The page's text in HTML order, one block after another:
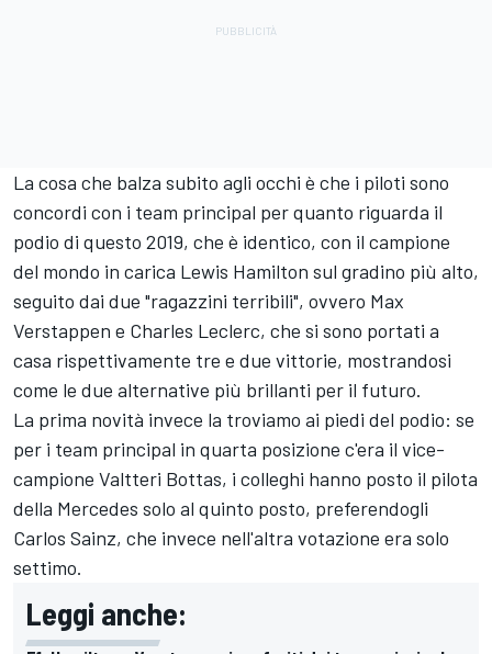
La cosa che balza subito agli occhi è che i piloti sono
concordi con i team principal per quanto riguarda il
podio di questo 2019, che è identico, con il campione
del mondo in carica Lewis Hamilton sul gradino più alto,
seguito dai due "ragazzini terribili", ovvero Max
Verstappen e Charles Leclerc, che si sono portati a
casa rispettivamente tre e due vittorie, mostrandosi
come le due alternative più brillanti per il futuro.
La prima novità invece la troviamo ai piedi del podio: se
per i team principal in quarta posizione c'era il vice-
campione Valtteri Bottas, i colleghi hanno posto il pilota
della Mercedes solo al quinto posto, preferendogli
Carlos Sainz, che invece nell'altra votazione era solo
settimo.
Leggi anche: